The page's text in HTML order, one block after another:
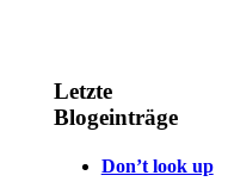
Letzte
Blogeinträge
Don’t look up